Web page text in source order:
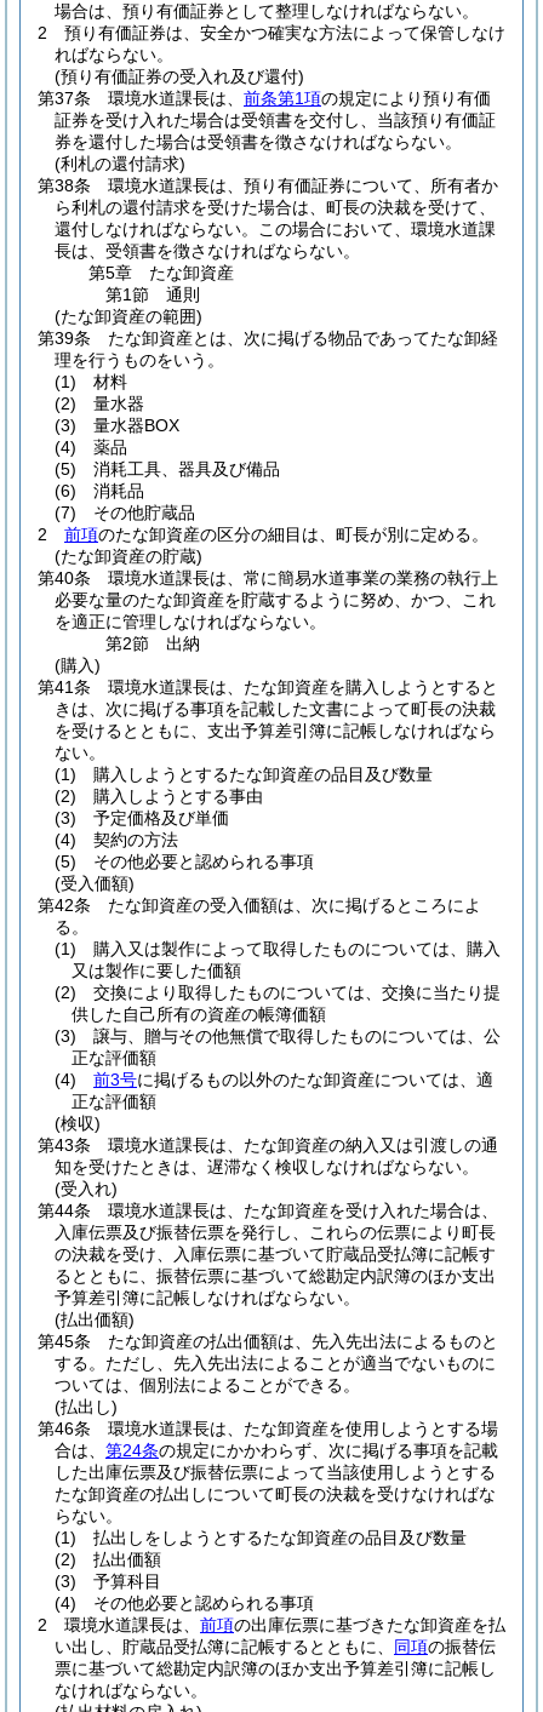
場合は、預り有価証券として整理しなければならない。
2
預り有価証券は、安全かつ確実な方法によって保管しなけ
ればならない。
(預り有価証券の受入れ及び還付)
第37条
環境水道課長は、 前条第1項の規定により預り有価
証券を受け入れた場合は受領書を交付し、当該預り有価証
券を還付した場合は受領書を徴さなければならない。
(利札の還付請求)
第38条
環境水道課長は、預り有価証券について、所有者か
ら利札の還付請求を受けた場合は、町長の決裁を受けて、
還付しなければならない。
この場合において、環境水道課
長は、受領書を徴さなければならない。
第5章
たな卸資産
第1節
通則
(たな卸資産の範囲)
第39条
たな卸資産とは、次に掲げる物品であってたな卸経
理を行うものをいう。
(1)
材料
(2)
量水器
(3)
量水器BOX
(4)
薬品
(5)
消耗工具、器具及び備品
(6)
消耗品
(7)
その他貯蔵品
2
前項のたな卸資産の区分の細目は、町長が別に定める。
(たな卸資産の貯蔵)
第40条
環境水道課長は、常に簡易水道事業の業務の執行上
必要な量のたな卸資産を貯蔵するように努め、かつ、これ
を適正に管理しなければならない。
第2節
出納
(購入)
第41条
環境水道課長は、たな卸資産を購入しようとすると
きは、次に掲げる事項を記載した文書によって町長の決裁
を受けるとともに、支出予算差引簿に記帳しなければなら
ない。
(1)
購入しようとするたな卸資産の品目及び数量
(2)
購入しようとする事由
(3)
予定価格及び単価
(4)
契約の方法
(5)
その他必要と認められる事項
(受入価額)
第42条
たな卸資産の受入価額は、次に掲げるところによ
る。
(1)
購入又は製作によって取得したものについては、購入
又は製作に要した価額
(2)
交換により取得したものについては、交換に当たり提
供した自己所有の資産の帳簿価額
(3)
譲与、贈与その他無償で取得したものについては、公
正な評価額
(4)
前3号に掲げるもの以外のたな卸資産については、適
正な評価額
(検収)
第43条
環境水道課長は、たな卸資産の納入又は引渡しの通
知を受けたときは、遅滞なく検収しなければならない。
(受入れ)
第44条
環境水道課長は、たな卸資産を受け入れた場合は、
入庫伝票及び振替伝票を発行し、これらの伝票により町長
の決裁を受け、入庫伝票に基づいて貯蔵品受払簿に記帳す
るとともに、振替伝票に基づいて総勘定内訳簿のほか支出
予算差引簿に記帳しなければならない。
(払出価額)
第45条
たな卸資産の払出価額は、先入先出法によるものと
する。 ただし、先入先出法によることが適当でないものに
ついては、個別法によることができる。
(払出し)
第46条
環境水道課長は、たな卸資産を使用しようとする場
合は、 第24条の規定にかかわらず、次に掲げる事項を記載
した出庫伝票及び振替伝票によって当該使用しようとする
たな卸資産の払出しについて町長の決裁を受けなければな
らない。
(1)
払出しをしようとするたな卸資産の品目及び数量
(2)
払出価額
(3)
予算科目
(4)
その他必要と認められる事項
2
環境水道課長は、 前項の出庫伝票に基づきたな卸資産を払
い出し、貯蔵品受払簿に記帳するとともに、 同項の振替伝
票に基づいて総勘定内訳簿のほか支出予算差引簿に記帳し
なければならない。